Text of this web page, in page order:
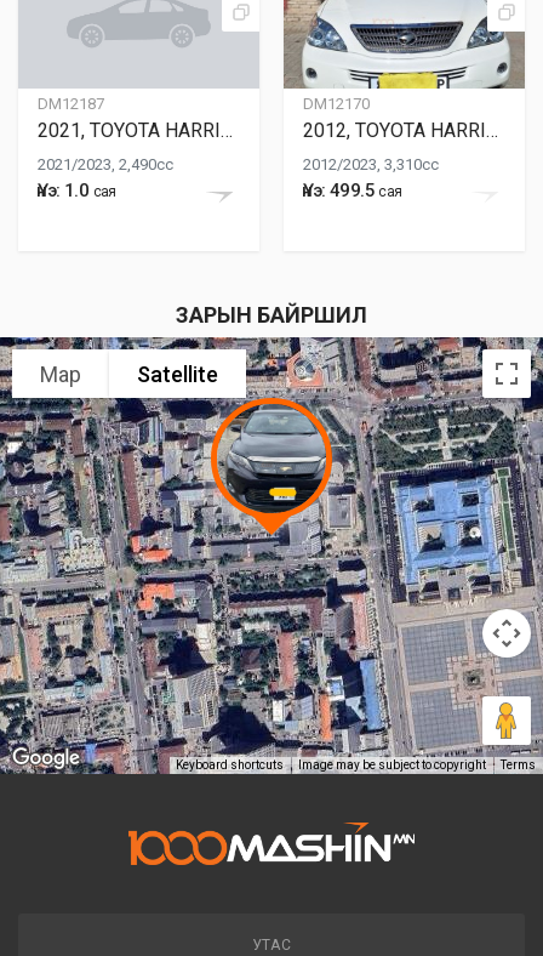
DM12187
2021, TOYOTA HARRIER HYBRID
2021/2023, 2,490cc
Үнэ: 1.0 сая
DM12170
2012, TOYOTA HARRIER HYBRID
2012/2023, 3,310cc
Үнэ: 499.5 сая
ЗАРЫН БАЙРШИЛ
Map Satellite
Keyboard shortcuts Image may be subject to copyright Terms
УТАС